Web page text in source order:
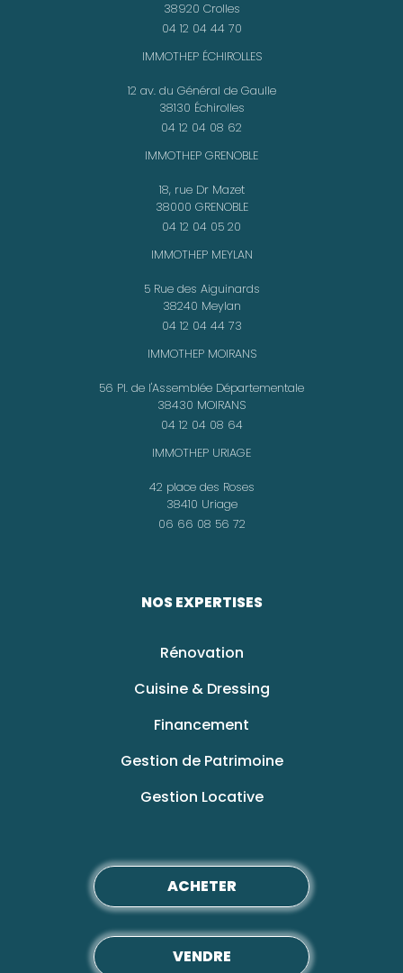
38920 Crolles
04 12 04 44 70
IMMOTHEP ÉCHIROLLES
12 av. du Général de Gaulle
38130 Échirolles
04 12 04 08 62
IMMOTHEP GRENOBLE
18, rue Dr Mazet
38000 GRENOBLE
04 12 04 05 20
IMMOTHEP MEYLAN
5 Rue des Aiguinards
38240 Meylan
04 12 04 44 73
IMMOTHEP MOIRANS
56 Pl. de l'Assemblée Départementale
38430 MOIRANS
04 12 04 08 64
IMMOTHEP URIAGE
42 place des Roses
38410 Uriage
06 66 08 56 72
NOS EXPERTISES
Rénovation
Cuisine & Dressing
Financement
Gestion de Patrimoine
Gestion Locative
ACHETER
VENDRE